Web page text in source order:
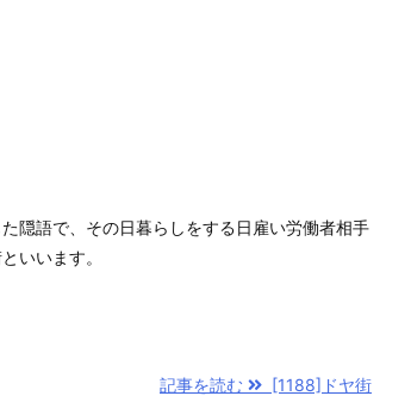
隠語で、その日暮らしをする日雇い労働者相手
いいます。
記事を読む [1188]ドヤ街